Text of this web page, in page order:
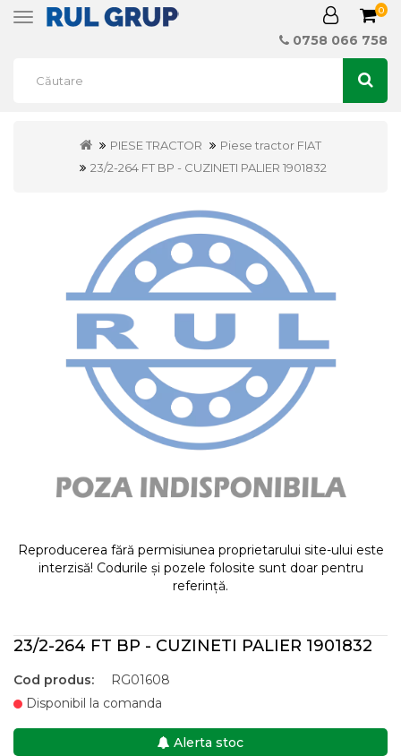
Toggle
0
0758 066 758
PIESE TRACTOR
Piese tractor FIAT
23/2-264 FT BP - CUZINETI PALIER 1901832
Reproducerea fără permisiunea proprietarului site-ului este
interzisă! Codurile și pozele folosite sunt doar pentru
referință.
23/2-264 FT BP - CUZINETI PALIER 1901832
Cod produs:
RG01608
Disponibil la comanda
Alerta stoc